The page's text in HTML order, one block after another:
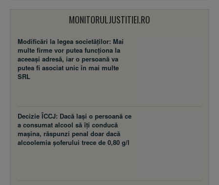
MONITORULJUSTITIEI.RO
Modificări la legea societăţilor: Mai
multe firme vor putea funcţiona la
aceeaşi adresă, iar o persoană va
putea fi asociat unic în mai multe
SRL
Decizie ÎCCJ: Dacă laşi o persoană ce
a consumat alcool să îţi conducă
maşina, răspunzi penal doar dacă
alcoolemia şoferului trece de 0,80 g/l